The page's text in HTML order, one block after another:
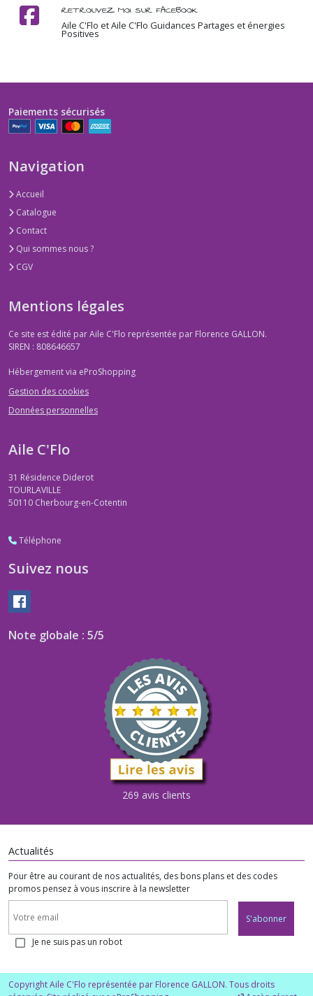
RETROUVEZ MOI SUR FACEBOOK
Aile C'Flo et Aile C'Flo Guidances Partages et énergies
Positives
Paiements sécurisés
Navigation
Accueil
Catalogue
Contact
Qui sommes nous ?
CGV
Mentions légales
Ce site est édité par Aile C'Flo représentée par Florence GALLON.
SIREN : 808646657
Hébergement via eProShopping
Gestion des cookies
Données personnelles
Aile C'Flo
31 Résidence Diderot
TOURLAVILLE
50110 Cherbourg-en-Cotentin
Téléphone
Suivez nous
Note globale : 5/5
269 avis clients
Actualités
Pour être au courant de nos actualités, des bons plans et des codes
promos pensez à vous inscrire à la newsletter
S'abonner
Je ne suis pas un robot
Copyright Aile C'Flo représentée par Florence GALLON. Tous droits